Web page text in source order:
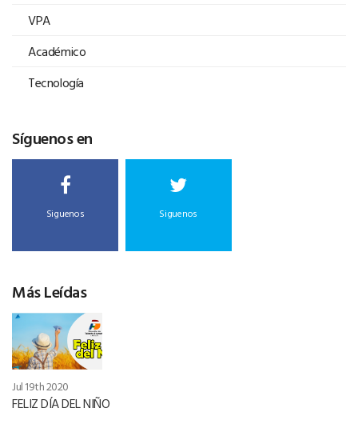
VPA
Académico
Tecnología
Síguenos en
Siguenos Siguenos
Más Leídas
Jul 19th 2020
FELIZ DÍA DEL NIÑO